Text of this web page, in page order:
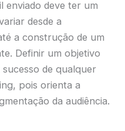
enviado deve ter um
desde a
a construção de um
Definir um objetivo
de qualquer
pois orienta a
da audiência.